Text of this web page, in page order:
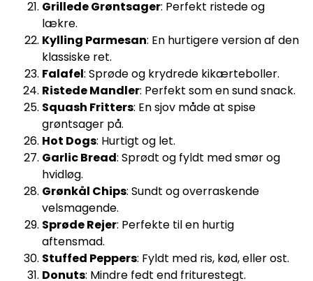
Grillede Grøntsager: Perfekt ristede og
lækre.
Kylling Parmesan: En hurtigere version af den
klassiske ret.
Falafel: Sprøde og krydrede kikærteboller.
Ristede Mandler: Perfekt som en sund snack.
Squash Fritters: En sjov måde at spise
grøntsager på.
Hot Dogs: Hurtigt og let.
Garlic Bread: Sprødt og fyldt med smør og
hvidløg.
Grønkål Chips: Sundt og overraskende
velsmagende.
Sprøde Rejer: Perfekte til en hurtig
aftensmad.
Stuffed Peppers: Fyldt med ris, kød, eller ost.
Donuts: Mindre fedt end friturestegt.